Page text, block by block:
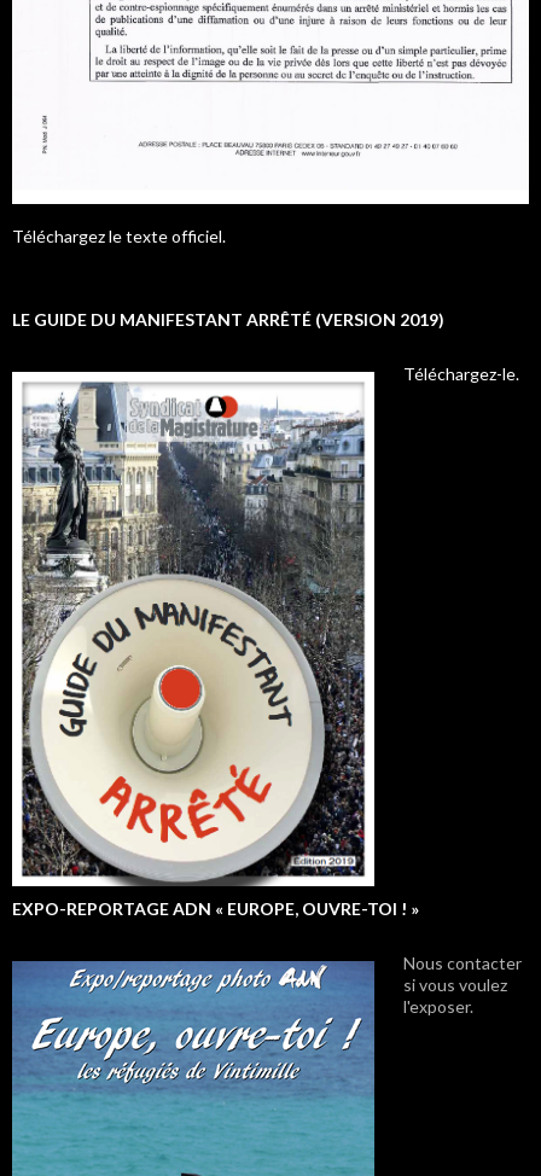
Téléchargez le texte officiel.
LE GUIDE DU MANIFESTANT ARRÊTÉ (VERSION 2019)
Téléchargez-le.
EXPO-REPORTAGE ADN « EUROPE, OUVRE-TOI ! »
Nous contacter
si vous voulez
l'exposer.